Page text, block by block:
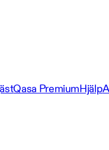
Qasa PremiumHjälp